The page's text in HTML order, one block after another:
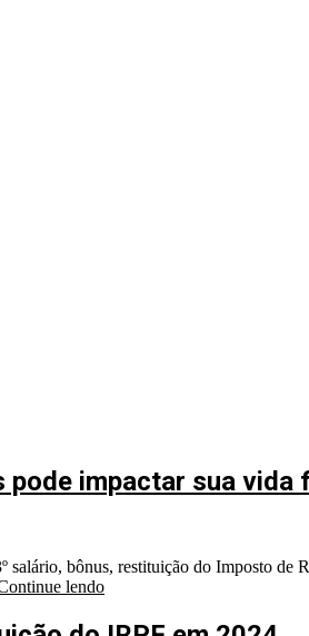
impactar sua vida
bônus, restituição do Imposto de
lendo